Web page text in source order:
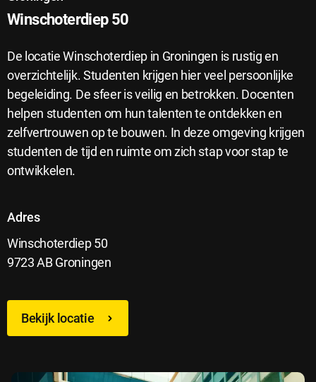
Winschoterdiep 50
De locatie Winschoterdiep in Groningen is rustig en
overzichtelijk. Studenten krijgen hier veel persoonlijke
begeleiding. De sfeer is veilig en betrokken. Docenten
helpen studenten om hun talenten te ontdekken en
zelfvertrouwen op te bouwen. In deze omgeving krijgen
studenten de tijd en ruimte om zich stap voor stap te
ontwikkelen.
Adres
Winschoterdiep 50
9723 AB Groningen
Bekijk locatie